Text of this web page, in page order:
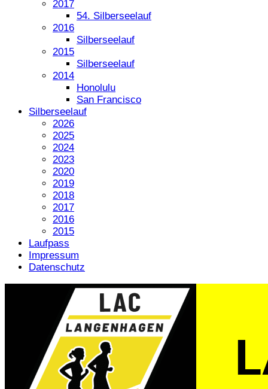
2017
54. Silberseelauf
2016
Silberseelauf
2015
Silberseelauf
2014
Honolulu
San Francisco
Silberseelauf
2026
2025
2024
2023
2020
2019
2018
2017
2016
2015
Laufpass
Impressum
Datenschutz